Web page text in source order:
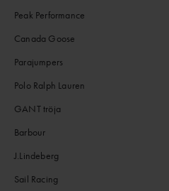
Peak Performance
Canada Goose
Parajumpers
Polo Ralph Lauren
GANT tröja
Barbour
J.Lindeberg
Sail Racing